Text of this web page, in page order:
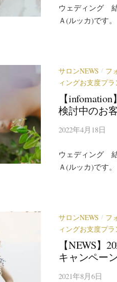
ウェディング
Ａ(ルッカ)です
サロンNEWS / フ
ィングお支度プラ
【
検討中のお
2022年4月18日
ウェディング
Ａ(ルッカ)です
サロンNEWS / フ
ィングお支度プラ
【NEWS】
キャンペー
2021年8月6日